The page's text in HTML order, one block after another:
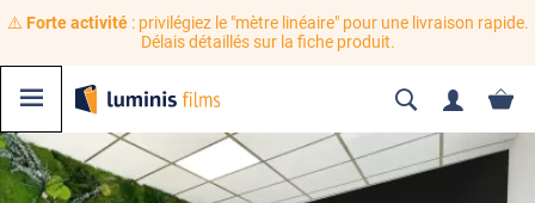
⚠️ Forte activité: privilégiez le "mètre linéaire" pour une livraison rapide.
Délais détaillés sur la fiche produit.